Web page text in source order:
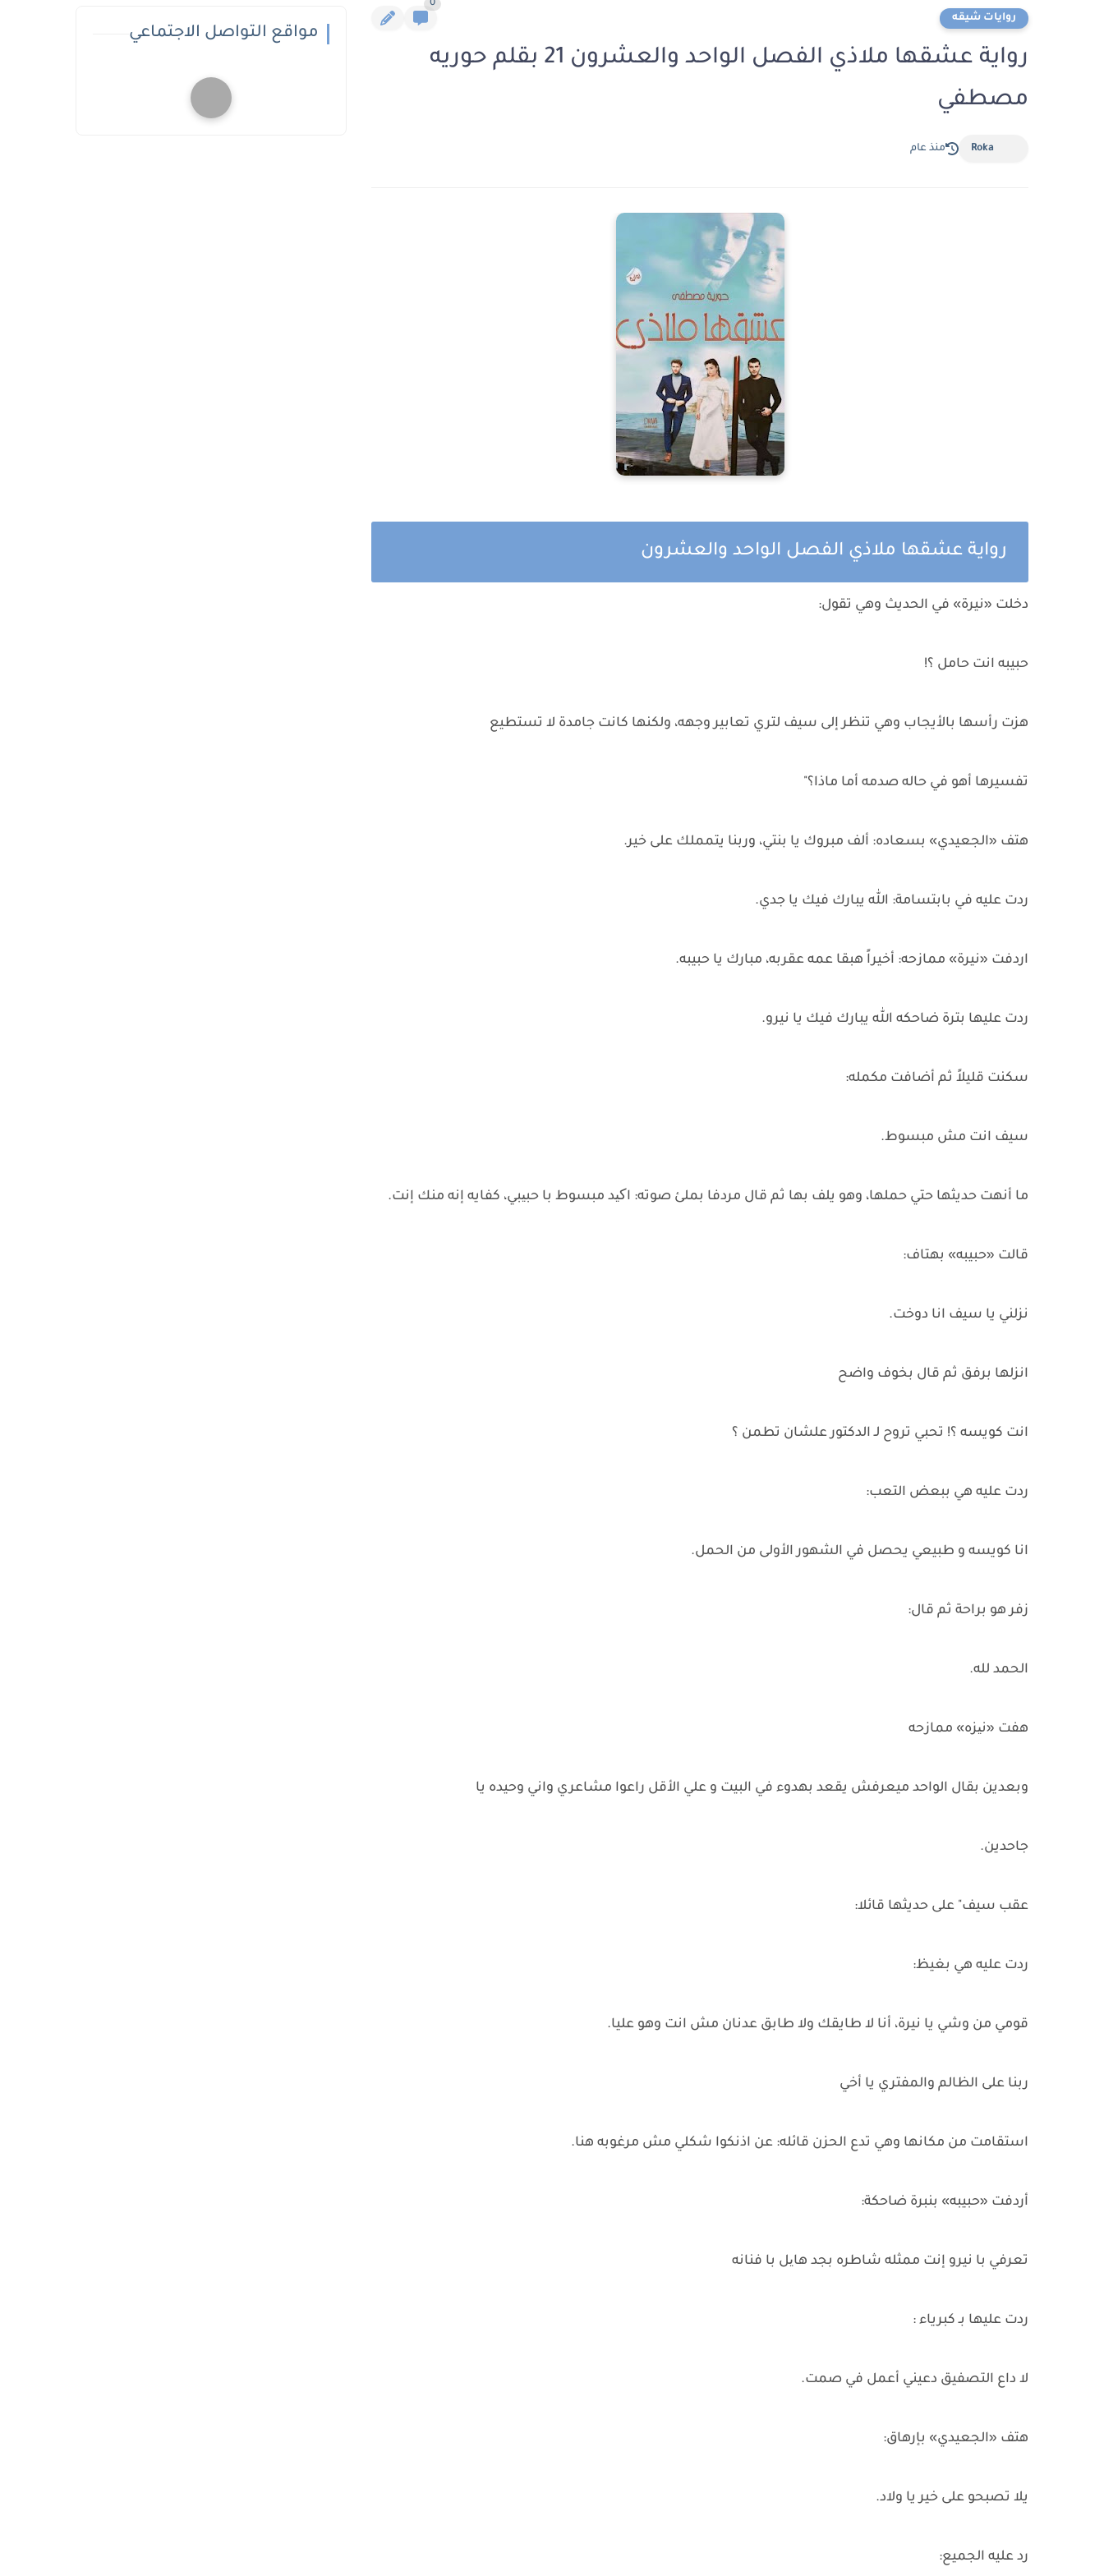
روايات شيقه
0
رواية عشقها ملاذي الفصل الواحد والعشرون 21 بقلم حوريه
مصطفي
Roka منذ عام
رواية عشقها ملاذي الفصل الواحد والعشرون
دخلت «نيرة» في الحديث وهي تقول:
حبيبه انت حامل ؟!
هزت رأسها بالأيجاب وهي تنظر إلى سيف لتري تعابير وجهه، ولكنها كانت جامدة لا تستطيع
تفسيرها أهو في حاله صدمه أما ماذا؟"
هتف «الجعيدي» بسعاده: ألف مبروك يا بنتي، وربنا يتمملك على خير.
ردت عليه في بابتسامة: الله يبارك فيك يا جدي.
اردفت «نيرة» ممازحه: أخيراً هبقا عمه عقربه، مبارك يا حبيبه.
ردت عليها بترة ضاحكه الله يبارك فيك يا نيرو.
سكنت قليلاً ثم أضافت مكمله:
سيف انت مش مبسوط.
ما أنهت حديثها حتي حملها، وهو يلف بها ثم قال مردفا بملئ صوته: اکید مبسوط با حبیبي، كفايه إنه منك إنت.
قالت «حبيبه» بهتاف:
نزلني يا سيف انا دوخت.
انزلها برفق ثم قال بخوف واضح
انت كويسه ؟! تحبي تروح لـ الدكتور علشان تطمن ؟
ردت عليه هي ببعض التعب:
انا كويسه و طبيعي يحصل في الشهور الأولى من الحمل.
زفر هو براحة ثم قال:
الحمد لله.
هفت «نیزه» ممازحه
وبعدين بقال الواحد ميعرفش يقعد بهدوء في البيت و علي الأقل راعوا مشاعري واني وحيده يا
جاحدين.
عقب سيف" على حديثها قائلا:
ردت عليه هي بغيظ:
قومي من وشي يا نيرة، أنا لا طايقك ولا طابق عدنان مش انت وهو عليا.
ربنا على الظالم والمفتري يا أخي
استقامت من مكانها وهي تدع الحزن قائله: عن اذنكوا شكلي مش مرغوبه هنا.
أردفت «حبيبه» بنبرة ضاحكة:
تعرفي با نيرو إنت ممثله شاطره بجد هایل با فنانه
ردت عليها بـ كبرياء :
لا داع التصفيق دعيني أعمل في صمت.
هتف «الجعيدي» بإرهاق:
يلا تصبحو على خير يا ولاد.
رد عليه الجميع:
مواقع التواصل الاجتماعي